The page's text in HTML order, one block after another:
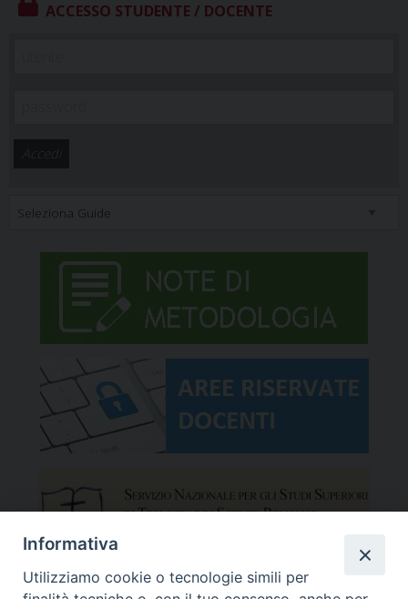
ACCESSO STUDENTE / DOCENTE
Informativa
Utilizziamo cookie o tecnologie simili per